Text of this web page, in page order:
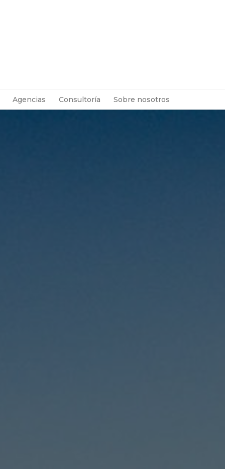
Agencias Consultoría Sobre nosotros